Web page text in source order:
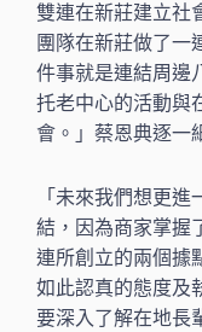
雙連在新莊建立社
團隊在新莊做了一
件事就是連結周邊
托老中心的活動與
會。」蔡恩典逐一
「未來我們想更
結，因為商家掌握
連所創立的兩個據
如此認真的態度及
要深入了解在地長